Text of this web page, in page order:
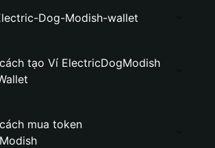
Dog-Modish-wallet
tạo Ví ElectricDogModish
mua token